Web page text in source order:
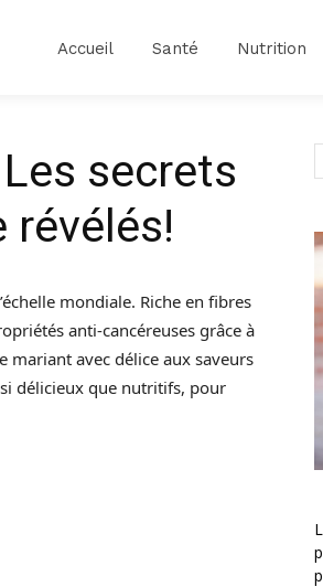
Accueil Santé Nutrition
secrets
révélés!
mondiale. Riche en fibres
anti-cancéreuses grâce à
mariant avec délice aux saveurs
délicieux que nutritifs, pour